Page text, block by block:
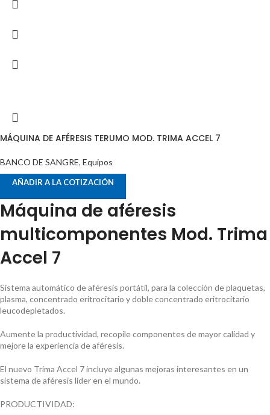
MÁQUINA DE AFÉRESIS TERUMO MOD. TRIMA ACCEL 7
BANCO DE SANGRE, Equipos
AÑADIR A LA COTIZACIÓN
Máquina de aféresis
multicomponentes Mod. Trima
Accel 7
Sistema automático de aféresis portátil, para la colección de plaquetas,
plasma, concentrado eritrocitario y doble concentrado eritrocitario
leucodepletados.
Aumente la productividad, recopile componentes de mayor calidad y
mejore la experiencia de aféresis.
El nuevo Trima Accel 7 incluye algunas mejoras interesantes en un
sistema de aféresis líder en el mundo.
PRODUCTIVIDAD: